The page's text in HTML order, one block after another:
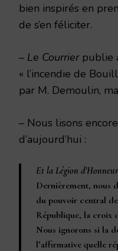
bien inspirés en
de s’en féliciter.
– Le Courrier publie
« l’incendie de
par M. Demoulin,
– Nous lisons
d’aujourd’hui :
Et la Légion
Dernièrement, nous
du pouvoir central
République, la croix
Nous ignorons si la
l’affirmative quelle